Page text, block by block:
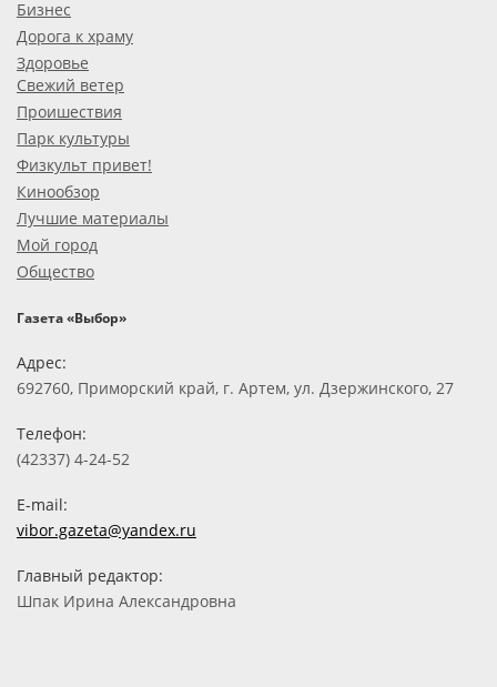
Бизнес
Дорога к храму
Здоровье
Свежий ветер
Проишествия
Парк культуры
Физкульт привет!
Кинообзор
Лучшие материалы
Мой город
Общество
Газета «Выбор»
Адрес:
692760, Приморский край, г. Артем, ул. Дзержинского, 27
Телефон:
(42337) 4-24-52
E-mail:
vibor.gazeta@yandex.ru
Главный редактор:
Шпак Ирина Александровна